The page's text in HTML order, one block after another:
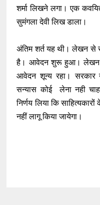
शर्मा लिखने लगा। एक
सुमंगला देवी लिख डाला।
अंतिम शर्त यह थी। लेखन से
है। आवेदन शुरू हुआ। लेखन से
आवेदन शून्य रहा।
सन्यास कोई लेना नही
निर्णय लिया कि
नहीं लागू किया जायेगा।